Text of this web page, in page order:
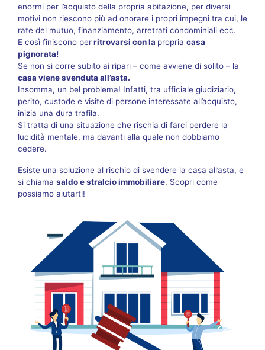
enormi per l’acquisto della propria abitazione, per diversi
motivi non riescono più ad onorare i propri impegni tra cui, le
rate del mutuo, finanziamento, arretrati condominiali ecc.
E così finiscono perritrovarsi con la propria casa
pignorata!
Se non si corre subito ai ripari – come avviene di solito – la
casa viene svenduta all’asta.
Insomma, un bel problema! Infatti, tra ufficiale giudiziario,
perito, custode e visite di persone interessate all’acquisto,
inizia una dura trafila.
Si tratta di una situazione che rischia di farci perdere la
lucidità mentale, ma davanti alla quale non dobbiamo
cedere.
Esiste una soluzione al rischio di svendere la casa all’asta, e
si chiama saldo e stralcio immobiliare. Scopri come
possiamo aiutarti!